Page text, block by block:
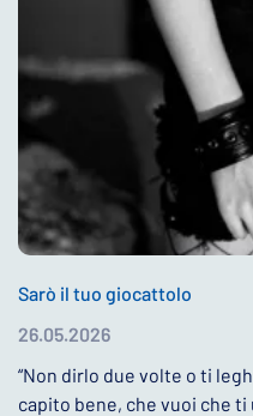
Sarò il tuo giocattolo
26.05.2026
“Non dirlo due volte o ti
capito bene, che vuoi che ti